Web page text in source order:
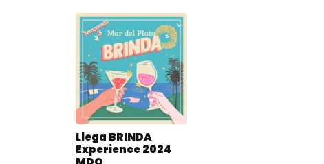
Llega BRINDA
Experience 2024